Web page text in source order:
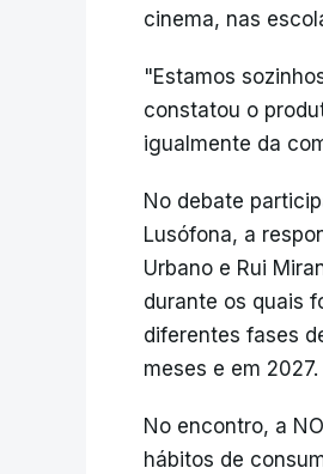
cinema, nas
"Estamos
constatou o
igualmente da
No debate
Lusófona, a
Urbano e Rui
durante os quais
diferentes fases
meses e em 2027.
No encontro, a
hábitos de